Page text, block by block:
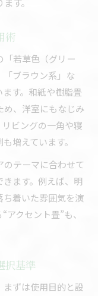
す。
術
「若草色（グリー
「ブラウン系」な
す。和紙や樹脂畳
め、洋室にもなじみ
ビングの一角や寝
増えています。
のテーマに合わせて
ます。例えば、明
ち着いた雰囲気を演
クセント畳”も、
択基準
ずは使用目的と設